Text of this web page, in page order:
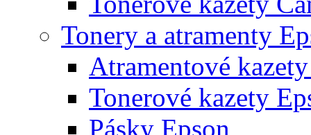
Tonery a atramenty
Atramentové
Tonerové kazety
Pásky Epson